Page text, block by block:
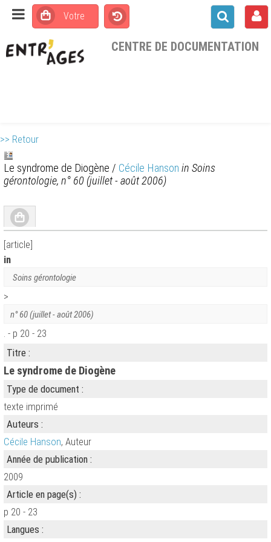
CENTRE DE DOCUMENTATION
>> Retour
Le syndrome de Diogène / Cécile Hanson in Soins
gérontologie, n° 60 (juillet - août 2006)
[article]
in
Soins gérontologie
>
n° 60 (juillet - août 2006)
. - p 20 - 23
Titre :
Le syndrome de Diogène
Type de document :
texte imprimé
Auteurs :
Cécile Hanson, Auteur
Année de publication :
2009
Article en page(s) :
p 20 - 23
Langues :